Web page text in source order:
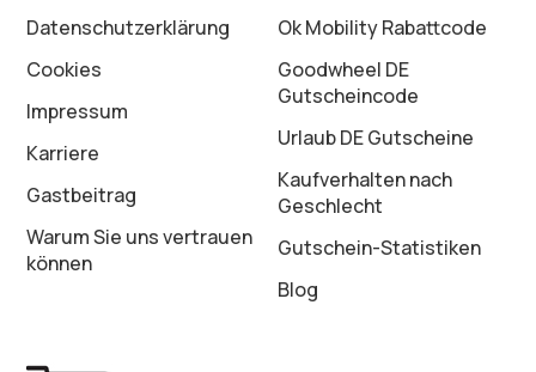
Datenschutz­erklärung
Cookies
Impressum
Karriere
Gastbeitrag
Warum Sie uns vertrauen
können
Ok Mobility Rabattcode
Goodwheel DE
Gutscheincode
Urlaub DE Gutscheine
Kaufverhalten nach
Geschlecht
Gutschein-Statistiken
Blog